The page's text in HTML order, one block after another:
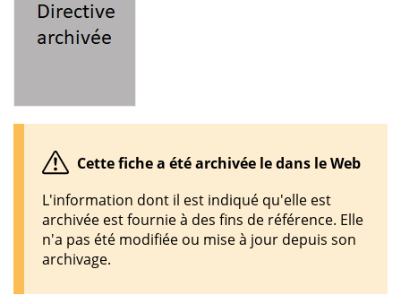
Cette fiche a été archivée le dans le Web
L'information dont il est indiqué qu'elle est
archivée est fournie à des fins de référence. Elle
n'a pas été modifiée ou mise à jour depuis son
archivage.